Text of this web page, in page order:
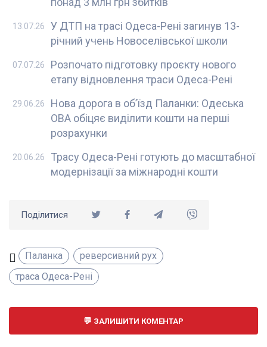
У ДТП на трасі Одеса-Рені загинув 13-
річний учень Новоселівської школи
13.07.26
Розпочато підготовку проєкту нового
етапу відновлення траси Одеса-Рені
07.07.26
Нова дорога в об’їзд Паланки: Одеська
ОВА обіцяє виділити кошти на перші
розрахунки
29.06.26
Трасу Одеса-Рені готують до масштабної
модернізації за міжнародні кошти
20.06.26
Поділитися
Паланка
реверсивний рух
траса Одеса-Рені
ЗАЛИШИТИ КОМЕНТАР